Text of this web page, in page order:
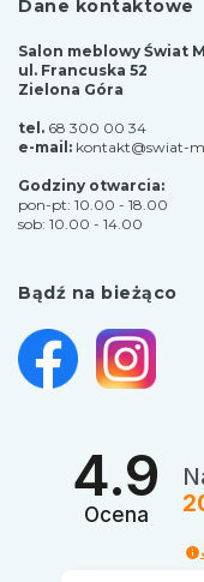
Dane kontaktowe
Salon meblowy Świat
ul. Francuska 52
Zielona Góra
tel. 68 300 00 34
e-mail: kontakt@swiat-
Godziny otwarcia:
pon-pt: 10.00 - 18.00
sob: 10.00 - 14.00
Bądź na bieżąco
4.9
Ocena